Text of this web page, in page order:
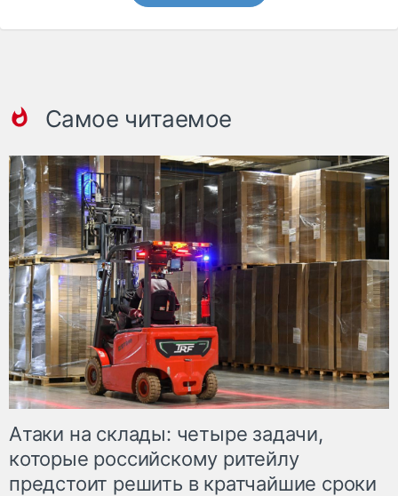
Самое читаемое
Атаки на склады: четыре задачи,
которые российскому ритейлу
предстоит решить в кратчайшие сроки